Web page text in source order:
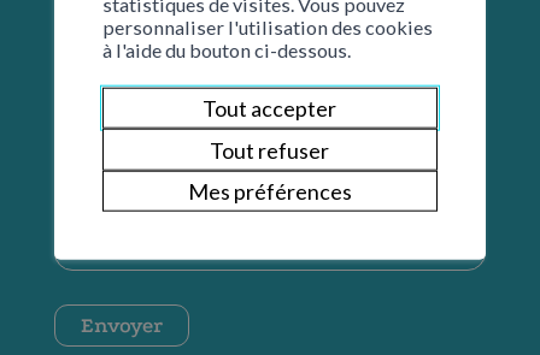
CAPTCHA
Envoyer
personnaliser l'utilisation des cookies
à l'aide du bouton ci-dessous.
Tout accepter
Tout refuser
Mes préférences